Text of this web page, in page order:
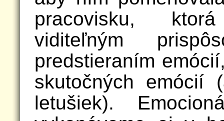
pracovisku,
viditeľným
predstieraním
skutočných emócií
letušiek).